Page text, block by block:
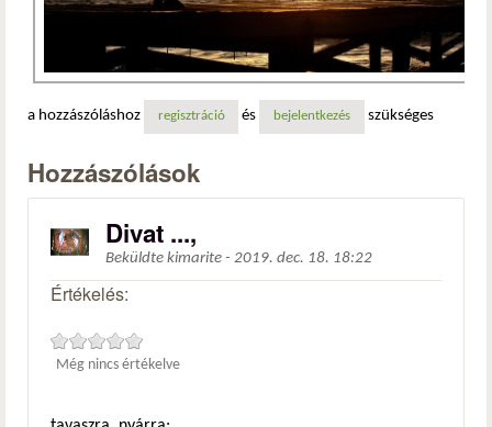
a hozzászóláshoz regisztráció és bejelentkezés szükséges
Hozzászólások
Divat ...,
Beküldte kimarite - 2019. dec. 18. 18:22
Értékelés:
Még nincs értékelve